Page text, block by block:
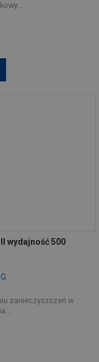
wydajność 500
zanieczyszczeń w